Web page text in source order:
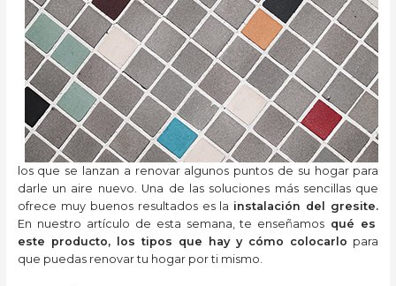
los que se lanzan a renovar algunos puntos de su hogar para
darle un aire nuevo. Una de las soluciones más sencillas que
ofrece muy buenos resultados es la instalación del gresite.
En nuestro artículo de esta semana, te enseñamos qué es
este producto, los tipos que hay y cómo colocarlo para
que puedas renovar tu hogar por ti mismo.